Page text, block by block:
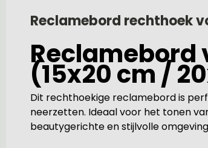
Reclamebord rechthoek
Reclamebord
(15x20 cm /
Dit rechthoekige reclamebord is
neerzetten. Ideaal voor het tonen
beautygerichte en stijlvolle